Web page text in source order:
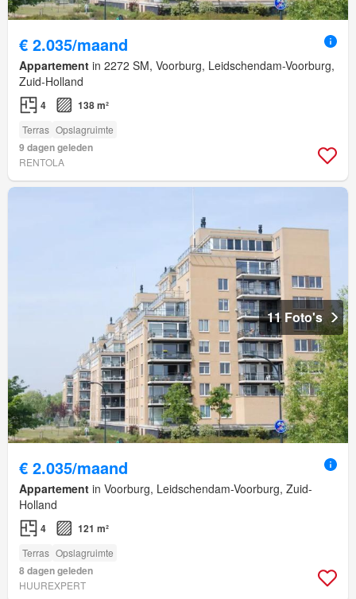
€ 2.035/maand
Appartement in 2272 SM, Voorburg, Leidschendam-Voorburg,
Zuid-Holland
4 138 m²
Terras Opslagruimte
9 dagen geleden
RENTOLA
11 Foto's
€ 2.035/maand
Appartement in Voorburg, Leidschendam-Voorburg, Zuid-
Holland
4 121 m²
Terras Opslagruimte
8 dagen geleden
HUUREXPERT